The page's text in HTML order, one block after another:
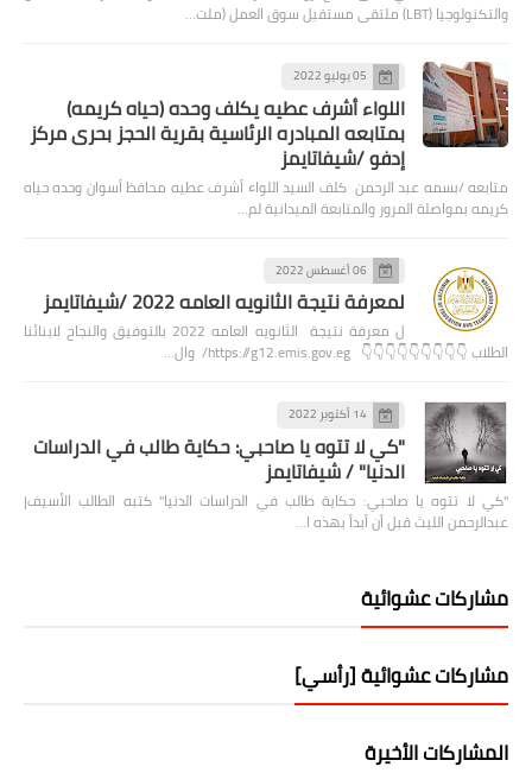
والتكنولوجيا (LBT) ملتقى مستقبل سوق العمل (ملت…
05 يوليو 2022
اللواء أشرف عطيه يكلف وحده (حياه كريمه)
بمتابعه المبادره الرئاسية بقرية الحجز بحرى مركز
إدفو /شيفاتايمز
متابعه /بسمه عبد الرحمن كلف السيد اللواء أشرف عطيه محافظ أسوان وحده حياه
كريمه بمواصلة المرور والمتابعة الميدانية لم…
06 أغسطس 2022
لمعرفة نتيجة الثانويه العامه 2022 /شيفاتايمز
ل معرفة نتيجة الثانويه العامه 2022 بالتوفيق والنجاح لابنائنا
الطلاب 👇👇👇👇👇👇👇👇👇 https://g12.emis.gov.eg/ وال…
14 أكتوبر 2022
"كي لا تتوه يا صاحبي: حكاية طالب في الدراسات
الدنيا" / شيفاتايمز
"كي لا تتوه يا صاحبي: حكاية طالب في الدراسات الدنيا" كتبه الطالب الأسيف|
عبدالرحمن الليث قبل أن أبدأ بهذه ا…
مشاركات عشوائية
مشاركات عشوائية [رأسي]
المشاركات الأخيرة